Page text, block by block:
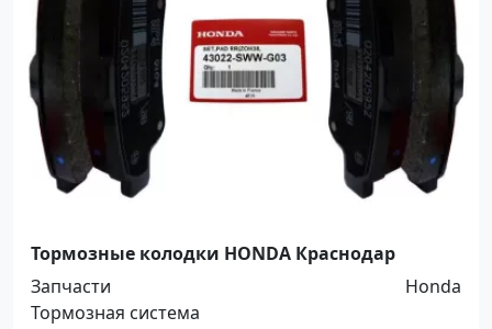
Тормозные колодки HONDA Краснодар
Запчасти
Honda
Тормозная система